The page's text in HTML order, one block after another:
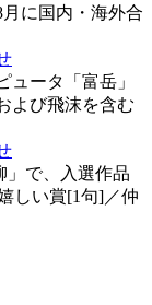
に国内・海外合
ュータ「富岳」
よび飛沫を含む
」で、入選作品
しい賞[1句]／仲